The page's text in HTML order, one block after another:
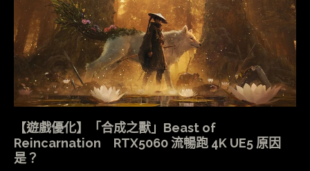
【遊戲優化】「合成之獸」Beast of
Reincarnation RTX5060 流暢跑 4K UE5 原因
是？